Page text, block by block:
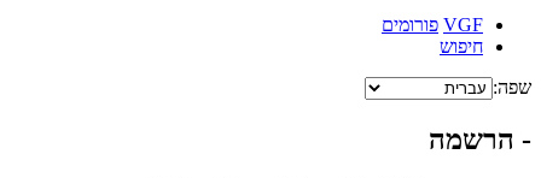
VGF פורומים
חיפוש
שפה:
- הרשמה